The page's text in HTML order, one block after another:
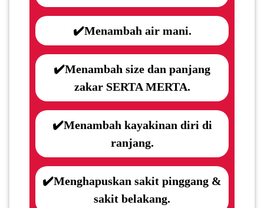
✔️Menambah air mani.
✔️Menambah size dan panjang
zakar SERTA MERTA.
✔️Menambah kayakinan diri di
ranjang.
✔️Menghapuskan sakit pinggang &
sakit belakang.
JOHOR(8)
MELAKA(53)
PENANG(2)
KUALA